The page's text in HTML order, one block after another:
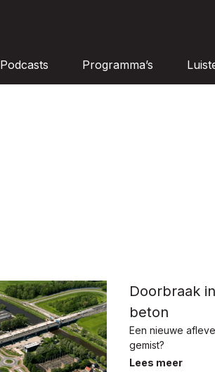
Podcasts Programma’s
Doorbraak
beton
Een nieuwe
gemist?
Lees meer